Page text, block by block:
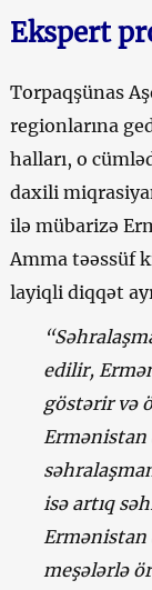
Ekspert
Torpaqşünas
regionlarına
halları, o
daxili
ilə mübarizə
Amma təəssüf
layiqli diqqət
edilir,
göstərir və
isə artıq
Ermənistan
meşələrlə